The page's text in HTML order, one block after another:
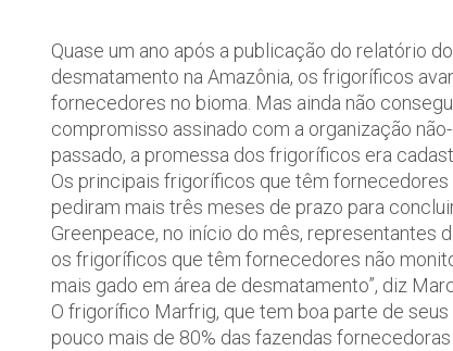
Quase um ano após a publicação do relatório
desmatamento na Amazônia, os frigoríficos
fornecedores no bioma. Mas ainda não
compromisso assinado com a organização
passado, a promessa dos frigoríficos era
Os principais frigoríficos que têm
pediram mais três meses de prazo para
Greenpeace, no início do mês, representantes
os frigoríficos que têm fornecedores não
mais gado em área de desmatamento”, diz
O frigorífico Marfrig, que tem boa parte de
pouco mais de 80% das fazendas